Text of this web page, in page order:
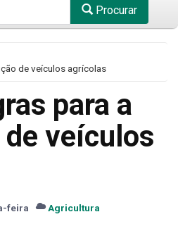
Procurar
de veículos agrícolas
para a
veículos
feira Agricultura